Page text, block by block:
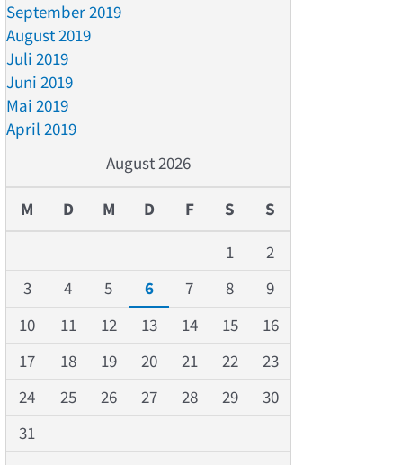
September 2019
August 2019
Juli 2019
Juni 2019
Mai 2019
April 2019
August 2026
M D M D F S
S
1
2
3
4 5 6 7 8
9
10
11 12 13 14 15
16
17
18 19 20 21 22
23
24
25 26 27 28 29
30
31